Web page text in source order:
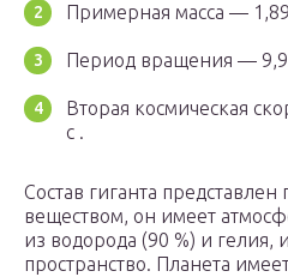
Примерная масса —
Период вращения —
Вторая космическая
с .
Состав гиганта
веществом, он имеет
из водорода (90 %) и гелия,
пространство. Планета